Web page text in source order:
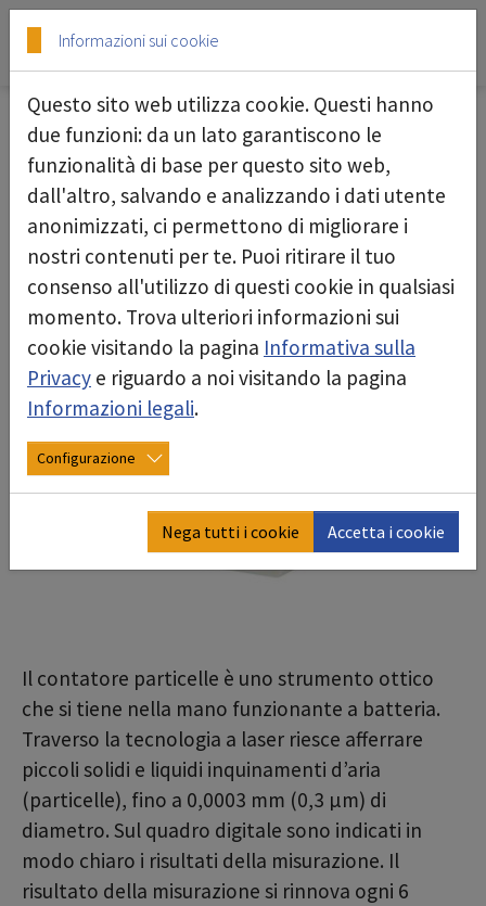
Skip to main content
Skip to page footer
Contatore particelle a laser
Il contatore particelle è uno strumento ottico
che si tiene nella mano funzionante a batteria.
Traverso la tecnologia a laser riesce afferrare
piccoli solidi e liquidi inquinamenti d’aria
(particelle), fino a 0,0003 mm (0,3 µm) di
diametro. Sul quadro digitale sono indicati in
modo chiaro i risultati della misurazione. Il
risultato della misurazione si rinnova ogni 6
Informazioni sui cookie
Questo sito web utilizza cookie. Questi hanno
due funzioni: da un lato garantiscono le
funzionalità di base per questo sito web,
dall'altro, salvando e analizzando i dati utente
anonimizzati, ci permettono di migliorare i
nostri contenuti per te. Puoi ritirare il tuo
consenso all'utilizzo di questi cookie in qualsiasi
momento. Trova ulteriori informazioni sui
cookie visitando la pagina Informativa sulla
Privacy e riguardo a noi visitando la pagina
Informazioni legali.
Configurazione
Nega tutti i cookie Accetta i cookie